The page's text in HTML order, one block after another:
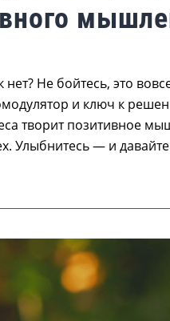
Не бойтесь, это
и ключ к
творит позитивное
Улыбнитесь — и давайте